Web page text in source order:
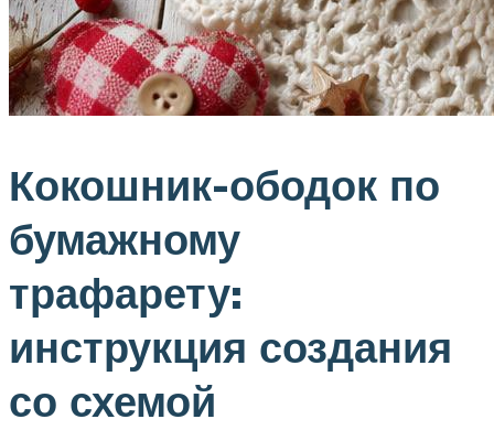
Кокошник-ободок по
бумажному
трафарету:
инструкция создания
со схемой